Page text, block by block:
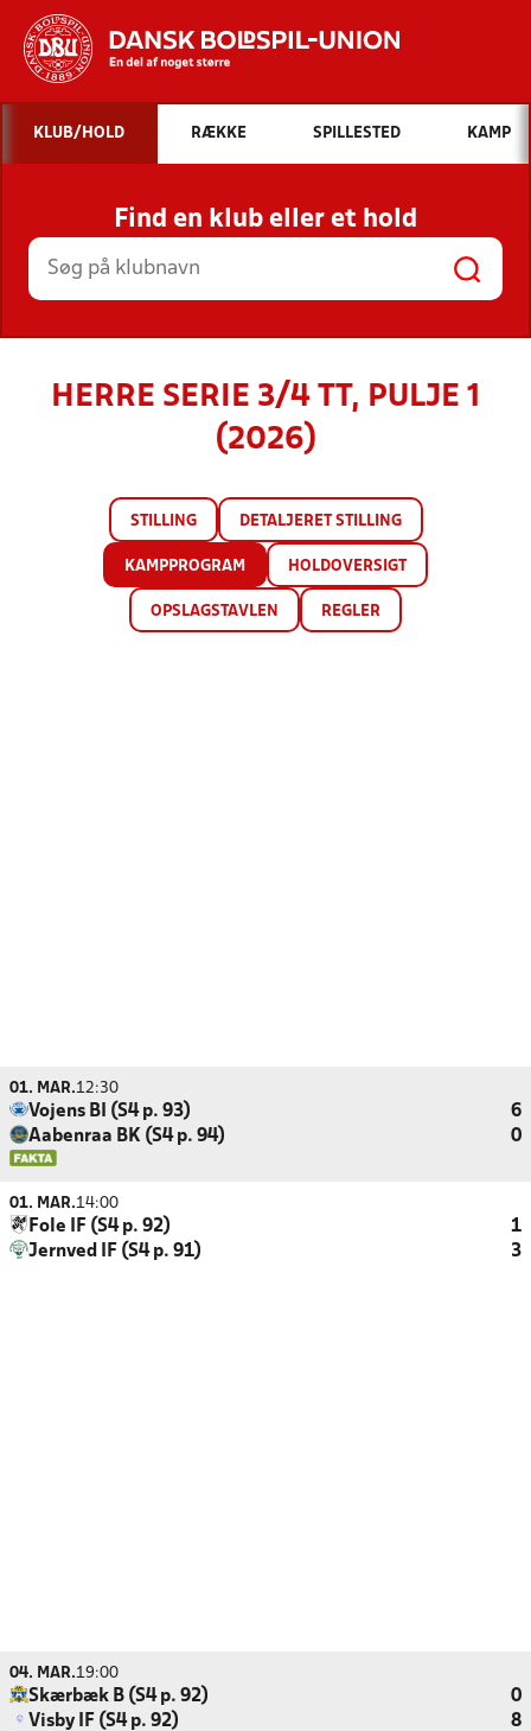
Hvad vil du søge efter?
INDHOLD OG NYHEDER
STILLINGER, RESULTATER, KLUBBER OG
HOLD
KLUB/HOLD RÆKKE SPILLESTED KAMP
Find en klub eller et hold
HERRE SERIE 3/4 TT, PULJE 1
(2026)
STILLING DETALJERET STILLING
KAMPPROGRAM HOLDOVERSIGT
OPSLAGSTAVLEN REGLER
01. MAR.12:30
Vojens BI (S4 p. 93)
6
Aabenraa BK (S4 p. 94)
0
01. MAR.14:00
Fole IF (S4 p. 92)
1
Jernved IF (S4 p. 91)
3
04. MAR.19:00
Skærbæk B (S4 p. 92)
0
Visby IF (S4 p. 92)
8